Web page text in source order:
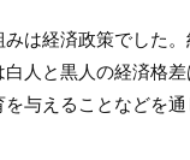
みは経済政策でした
人と黒人の経済格
与えることなどを